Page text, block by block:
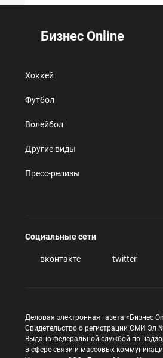
Бизнес Online
Хоккей
Футбол
Волейбол
Другие виды
Пресс-релизы
Социальные сети
вконтакте twitter
Деловая электронная газета «Бизнес
Свидетельство о регистрации СМИ Эл
Выдано федеральной службой по
в сфере связи и массовых